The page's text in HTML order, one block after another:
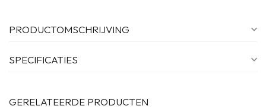
PRODUCTOMSCHRIJVING
SPECIFICATIES
GERELATEERDE PRODUCTEN